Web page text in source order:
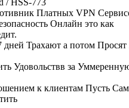
Платных VPN
Онлайн это как
дней Трахают а потом
Удовольствв за
к клиентам Пусть